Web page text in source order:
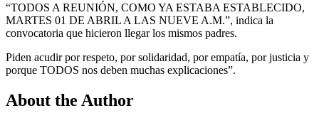
“TODOS A REUNIÓN, COMO YA ESTABA ESTABLECIDO,
MARTES 01 DE ABRIL A LAS NUEVE A.M.”, indica la
convocatoria que hicieron llegar los mismos padres.
Piden acudir por respeto, por solidaridad, por empatía, por justicia y
porque TODOS nos deben muchas explicaciones”.
About the Author